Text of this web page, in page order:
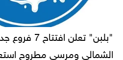
"بلبن" تعلن
الشمالي ومرسى مطروح